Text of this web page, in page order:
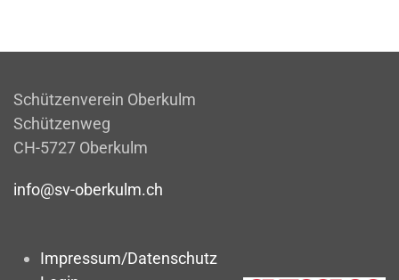
Schützenverein Oberkulm
Schützenweg
CH-5727 Oberkulm
info@sv-oberkulm.ch
Impressum/Datenschutz